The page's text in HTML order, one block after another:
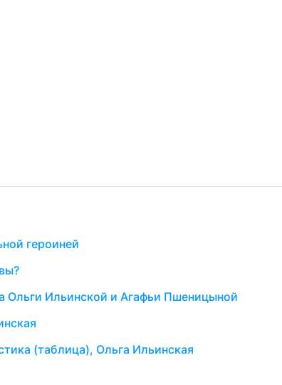
героиней
Ольги Ильинской и Агафьи Пшеницыной
(таблица), Ольга Ильинская